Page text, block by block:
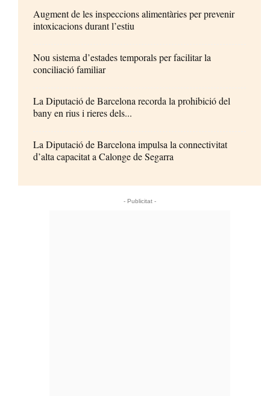
Augment de les inspeccions alimentàries per prevenir
intoxicacions durant l’estiu
Nou sistema d’estades temporals per facilitar la
conciliació familiar
La Diputació de Barcelona recorda la prohibició del
bany en rius i rieres dels...
La Diputació de Barcelona impulsa la connectivitat
d’alta capacitat a Calonge de Segarra
- Publicitat -